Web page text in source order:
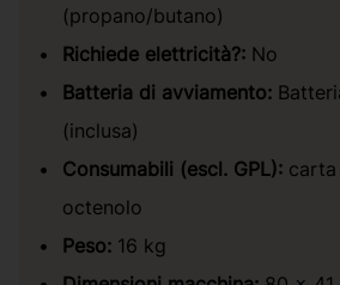
(propano/butano)
Richiede elettricità?: No
Batteria di avviamento:
(inclusa)
Consumabili (escl. GPL): carta
octenolo
Peso: 16 kg